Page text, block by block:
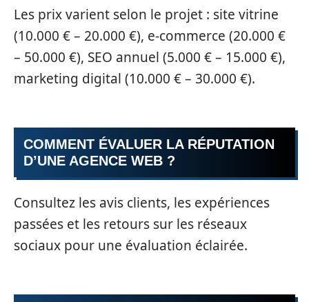
Les prix varient selon le projet : site vitrine
(10.000 € – 20.000 €), e-commerce (20.000 €
– 50.000 €), SEO annuel (5.000 € – 15.000 €),
marketing digital (10.000 € – 30.000 €).
COMMENT ÉVALUER LA RÉPUTATION
D’UNE AGENCE WEB ?
Consultez les avis clients, les expériences
passées et les retours sur les réseaux
sociaux pour une évaluation éclairée.